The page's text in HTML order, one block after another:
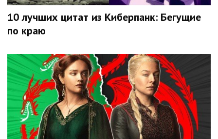
10 лучших цитат из Киберпанк: Бегущие
по краю